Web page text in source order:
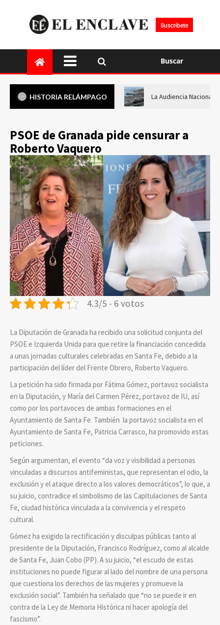
Suscríbete
Buscar
HISTORIA RELÁMPAGO La Audiencia Nacional
PSOE de Granada pide censurar a
Roberto Vaquero
4.3/5 - 6 votos
La Diputación de Granada ha recibido una solicitud conjunta del
PSOE e Izquierda Unida para que retire la financiación concedida
a unas jornadas culturales celebradas en Santa Fe, debido a la
participación del líder del Frente Obrero, Roberto Vaquero.
La petición ha sido firmada por Fátima Gómez, portavoz socialista
en la Diputación, y María del Carmen Pérez, portavoz de IU, así
como por los portavoces de ambas formaciones en el
Ayuntamiento de Santa Fe. También la portavoz socialista en el
Ayuntamiento de Santa Fe, Patricia Carrasco, ha promovido estas
peticiones.
Según argumentan, el evento “da voz y visibilidad a personas
vinculadas a discursos antifeministas, que representan el odio, la
exclusión y el ataque directo a los valores democráticos”, lo que, a
su juicio, contradice el simbolismo de las Capitulaciones de Santa
Fe, ciudad histórica vinculada a la convivencia y el respeto
cultural.
Gómez ha exigido la rectificación y disculpas públicas tanto al
presidente de la Diputación, Francisco Rodríguez, como al alcalde
de Santa Fe, Juan Cobo (PP). A su juicio, “el escudo de estas
instituciones no puede figurar al lado del nombre de una persona
que cuestiona los derechos de las mujeres y promueve la
exclusión social”. También ha señalado que “no se puede ir en
contra de la Ley de Memoria Histórica ni hacer apología del
fascismo”.